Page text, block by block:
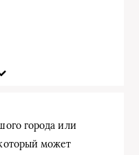
города или
может